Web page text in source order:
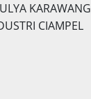
KARAWANG
CIAMPEL